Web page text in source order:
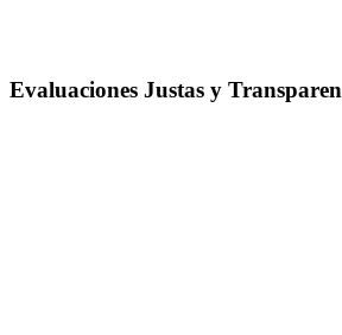
Evaluaciones Justas y